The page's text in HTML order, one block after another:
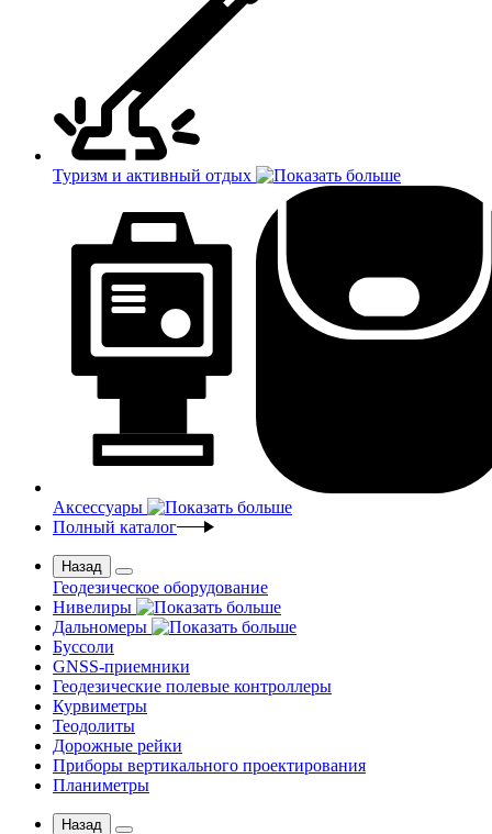
Туризм и активный отдых
Аксессуары
Полный каталог
Назад
Геодезическое оборудование
Нивелиры
Дальномеры
Буссоли
GNSS-приемники
Геодезические полевые контроллеры
Курвиметры
Теодолиты
Дорожные рейки
Приборы вертикального проектирования
Планиметры
Назад